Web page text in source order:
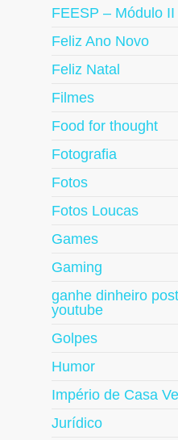
FEESP – Módulo II
Feliz Ano Novo
Feliz Natal
Filmes
Food for thought
Fotografia
Fotos
Fotos Loucas
Games
Gaming
ganhe dinheiro
youtube
Golpes
Humor
Império de Casa
Jurídico